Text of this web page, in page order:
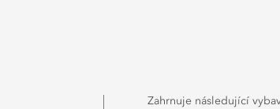
Zahrnuje následující